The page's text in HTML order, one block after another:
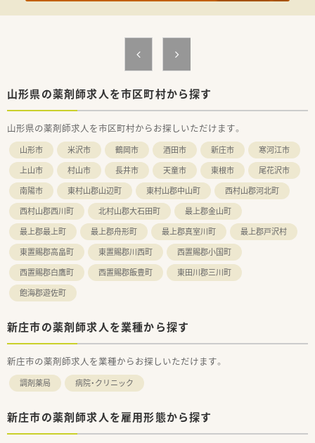
山形県の薬剤師求人を市区町村から探す
山形県の薬剤師求人を市区町村からお探しいただけます。
山形市 米沢市 鶴岡市 酒田市 新庄市
寒河江市
上山市
村山市 長井市 天童市 東根市
尾花沢市
南陽市
東村山郡山辺町 東村山郡中山町
西村山郡河北町
西村山郡西川町
北村山郡大石田町
最上郡金山町
最上郡最上町
最上郡舟形町 最上郡真室川町
最上郡戸沢村
東置賜郡高畠町
東置賜郡川西町
西置賜郡小国町
西置賜郡白鷹町
西置賜郡飯豊町
東田川郡三川町
飽海郡遊佐町
新庄市の薬剤師求人を業種から探す
新庄市の薬剤師求人を業種からお探しいただけます。
調剤薬局 病院・クリニック
新庄市の薬剤師求人を雇用形態から探す